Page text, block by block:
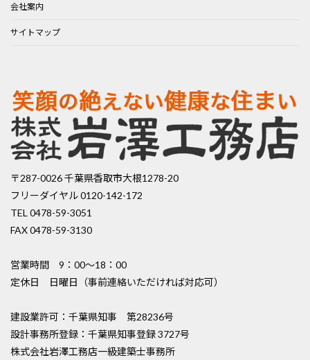
会社案内
サイトマップ
〒287-0026 千葉県香取市大根1278-20
フリーダイヤル 0120-142-172
TEL 0478-59-3051
FAX 0478-59-3130
営業時間 9：00〜18：00
定休日 日曜日（事前連絡いただければ対応可）
建設業許可：千葉県知事 第28236号
設計事務所登録：千葉県知事登録 3727号
株式会社岩澤工務店一級建築士事務所